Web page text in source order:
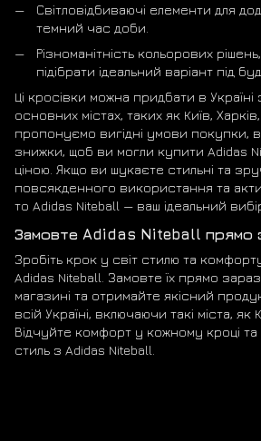
Світловідбиваючі елементи для
темний час доби.
Різноманітність кольорових
підібрати ідеальний варіант під
Ці кросівки можна придбати в
основних містах, таких як Київ,
пропонуємо вигідні умови покупки,
знижки, щоб ви могли купити Adidas
ціною. Якщо ви шукаєте стильні та
повсякденного використання та
то Adidas Niteball — ваш ідеальний
Замовте Adidas Niteball прямо
Зробіть крок у світ стилю та
Adidas Niteball. Замовте їх прямо
магазині та отримайте якісний
всій Україні, включаючи такі міста, як
Відчуйте комфорт у кожному кроці та
стиль з Adidas Niteball.